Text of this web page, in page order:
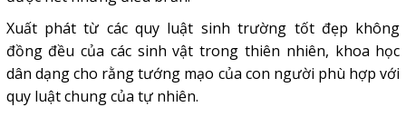
Xuất phát từ các quy luật sinh trường tốt đẹp không
đồng đều của các sinh vật trong thiên nhiên, khoa học
dân dạng cho rằng tướng mạo của con người phù hợp với
quy luật chung của tự nhiên.